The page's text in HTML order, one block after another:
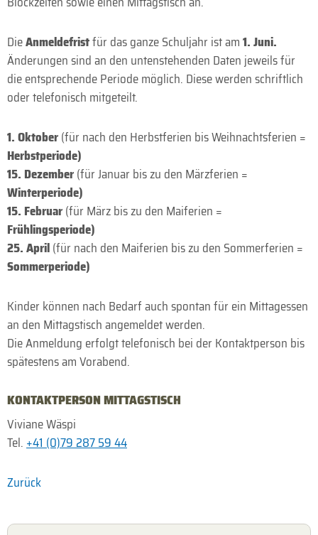
DieAnmeldefristfür das ganze Schuljahr ist am1. Juni.
Änderungen sind an den untenstehenden Daten jeweils für
die entsprechende Periode möglich. Diese werden schriftlich
oder telefonisch mitgeteilt.
1. Oktober(für nach den Herbstferien bis Weihnachtsferien =
Herbstperiode)
15. Dezember(für Januar bis zu den Märzferien =
Winterperiode)
15. Februar(für März bis zu den Maiferien =
Frühlingsperiode)
25. April(für nach den Maiferien bis zu den Sommerferien =
Sommerperiode)
Kinder können nach Bedarf auch spontan für ein Mittagessen
an den Mittagstisch angemeldet werden.
Die Anmeldung erfolgt telefonisch bei der Kontaktperson bis
spätestens am Vorabend.
KONTAKTPERSON MITTAGSTISCH
Viviane Wäspi
Tel. +41 (0)79 287 59 44
Zurück